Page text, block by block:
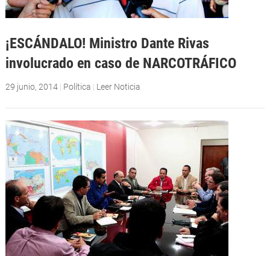
¡ESCÁNDALO! Ministro Dante Rivas
involucrado en caso de NARCOTRÁFICO
29 junio, 2014| Política | Leer Noticia